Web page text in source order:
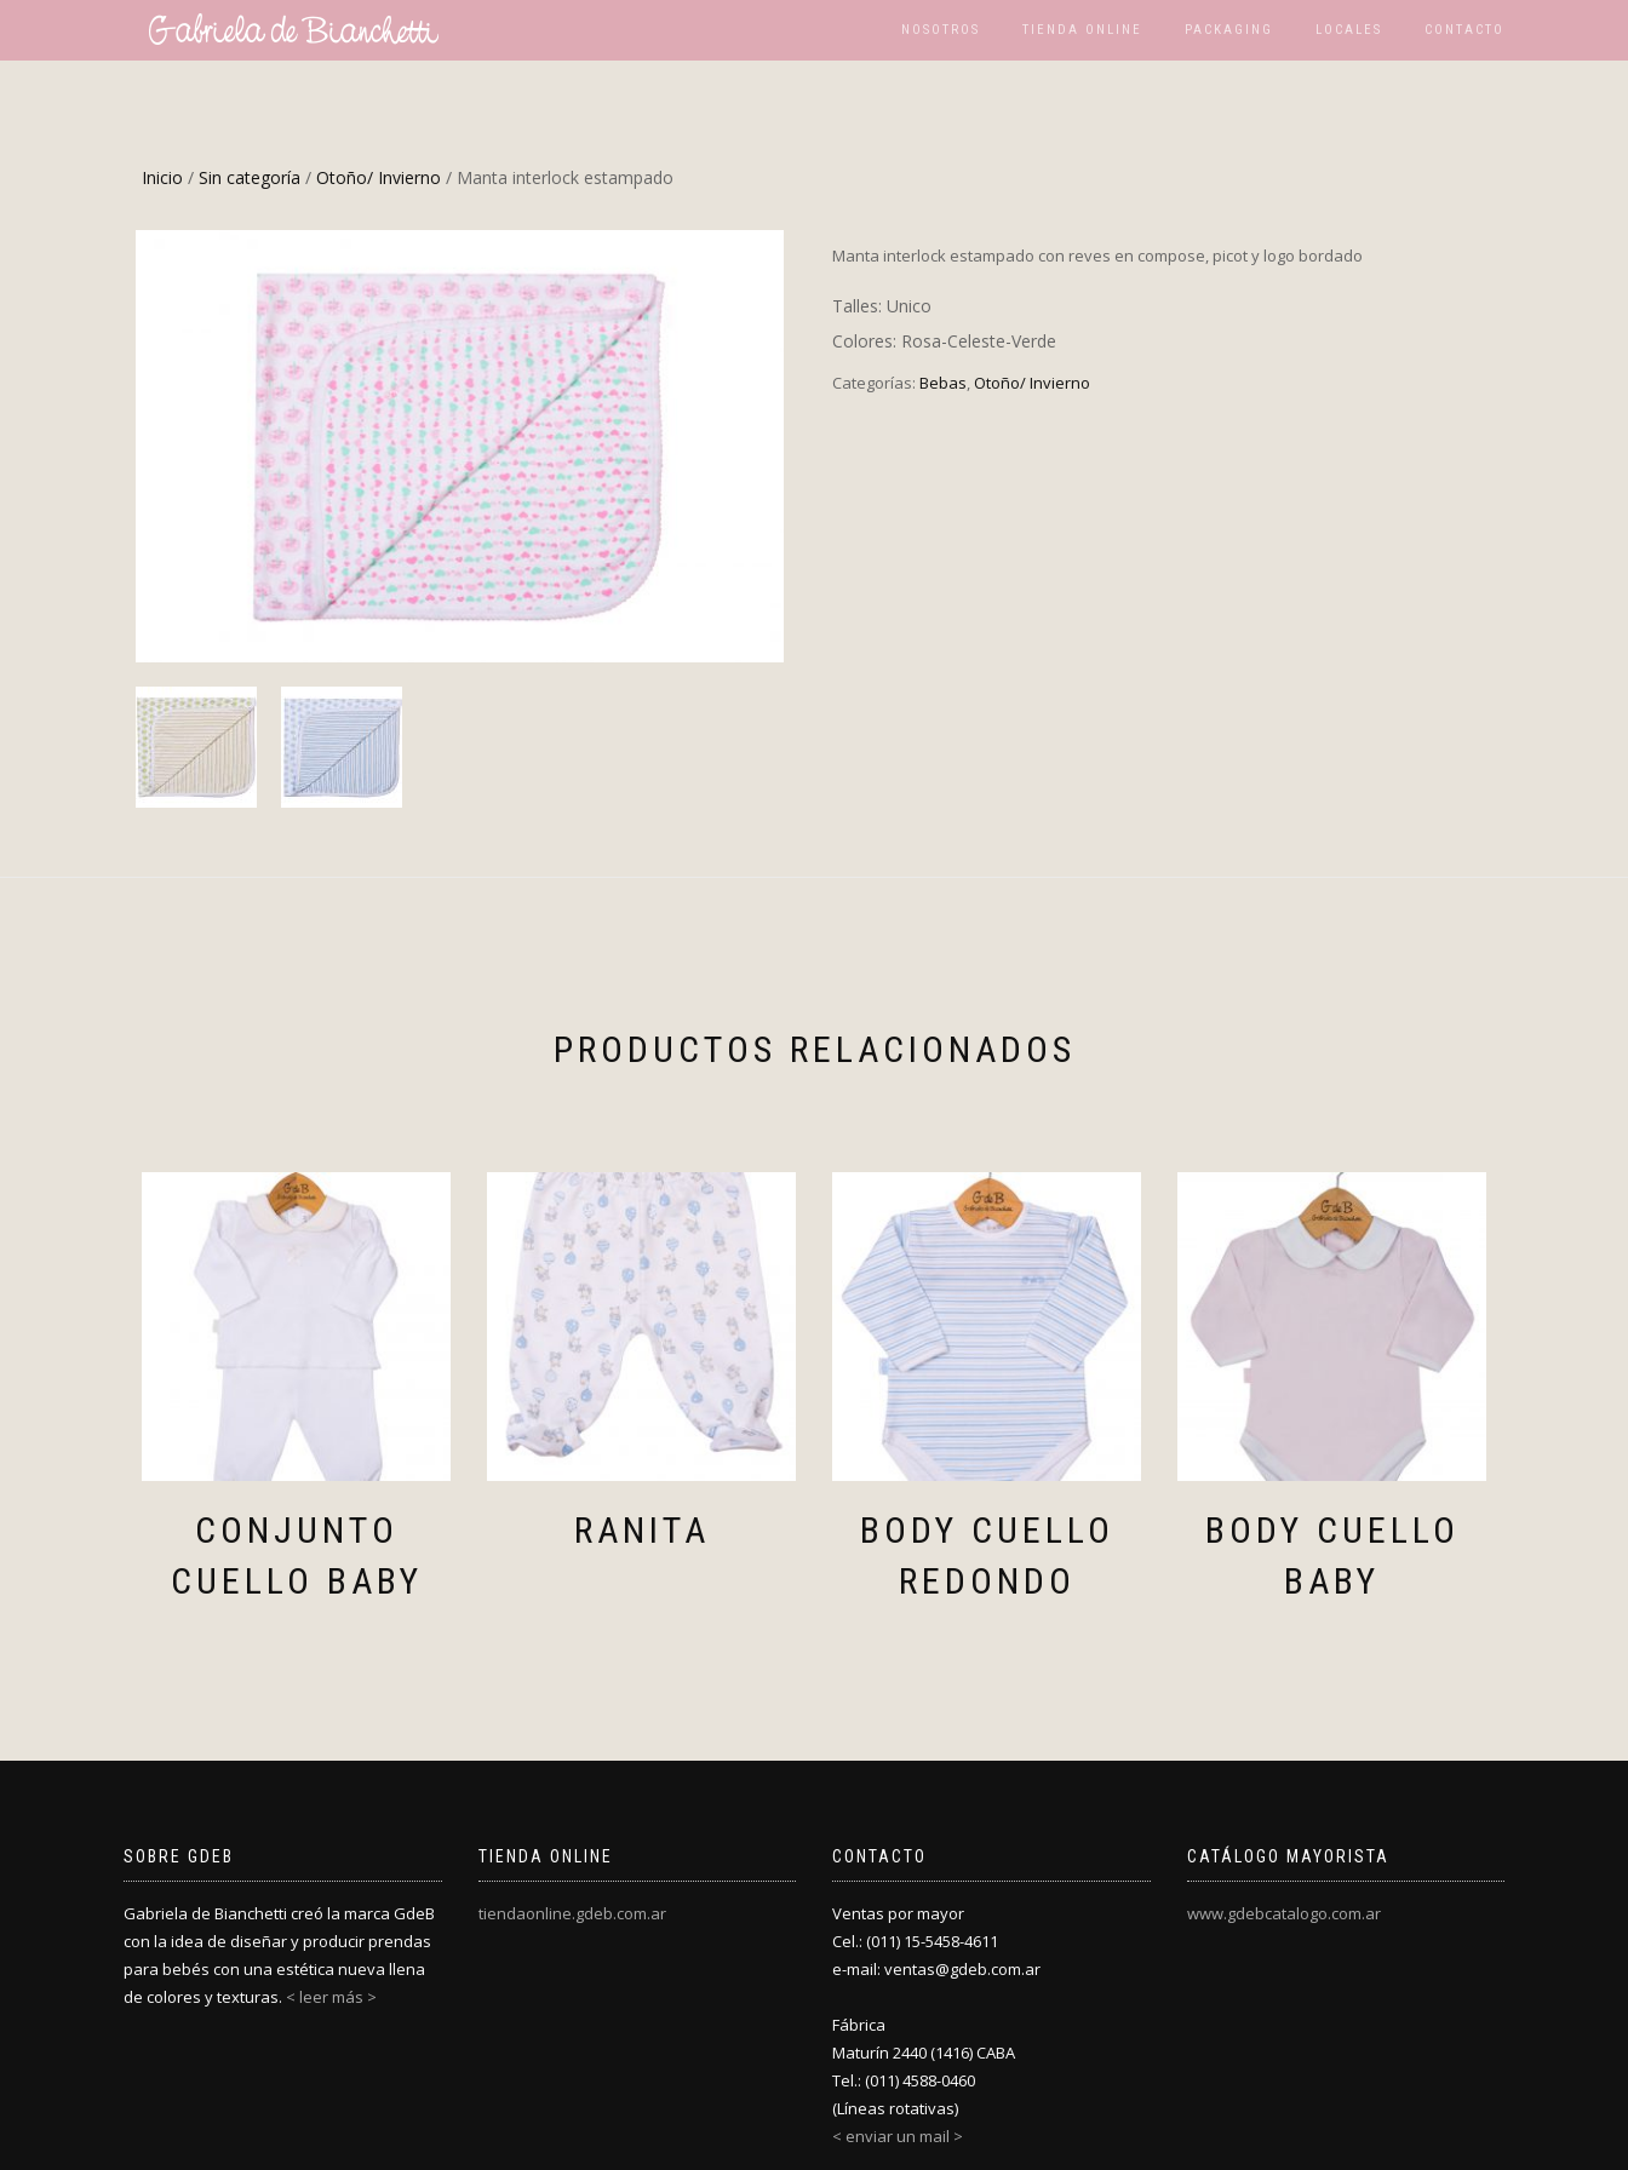
NOSOTROS TIENDA ONLINE PACKAGING LOCALES CONTACTO
Inicio / Sin categoría / Otoño/ Invierno / Manta interlock estampado
Manta interlock estampado con reves en compose, picot y logo bordado
Talles: Unico
Colores: Rosa-Celeste-Verde
Categorías: Bebas,Otoño/ Invierno
PRODUCTOS RELACIONADOS
CONJUNTO
CUELLO BABY
RANITA
BODY CUELLO
REDONDO
BODY CUELLO
BABY
SOBRE GDEB
Gabriela de Bianchetti creó la marca GdeB
con la idea de diseñar y producir prendas
para bebés con una estética nueva llena
de colores y texturas. < leer más >
TIENDA ONLINE
tiendaonline.gdeb.com.ar
CONTACTO
Ventas por mayor
Cel.: (011) 15-5458-4611
e-mail: ventas@gdeb.com.ar
Fábrica
Maturín 2440 (1416) CABA
Tel.: (011) 4588-0460
(Líneas rotativas)
< enviar un mail >
CATÁLOGO MAYORISTA
www.gdebcatalogo.com.ar